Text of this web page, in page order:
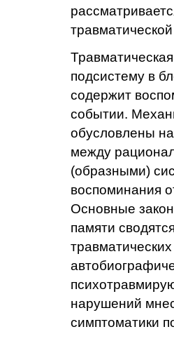
подсистему в
содержит
событии.
обусловлены
между
(образными)
воспоминания
Основные
памяти
нарушений
симптоматики